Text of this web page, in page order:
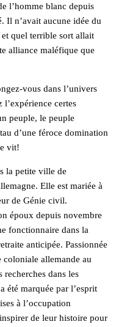
l’homme blanc depuis
Il n’avait aucune idée du
quel terrible sort allait
alliance maléfique que
vous dans l’univers
certes
peuple, le peuple
d’une féroce domination
vit!
la petite ville de
Elle est mariée à
de Génie civil.
époux depuis novembre
fonctionnaire dans la
anticipée. Passionnée
coloniale allemande au
dans les
été marquée par l’esprit
à l’occupation
de leur histoire pour